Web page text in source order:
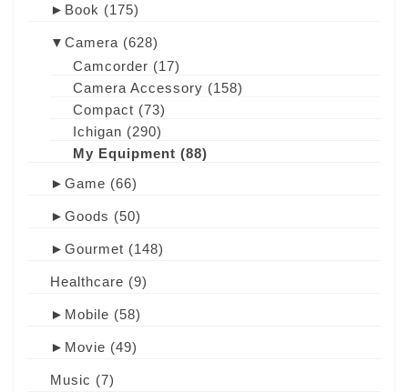
► Book (175)
▼ Camera (628)
Camcorder (17)
Camera Accessory (158)
Compact (73)
Ichigan (290)
My Equipment (88)
► Game (66)
► Goods (50)
► Gourmet (148)
Healthcare (9)
► Mobile (58)
► Movie (49)
Music (7)